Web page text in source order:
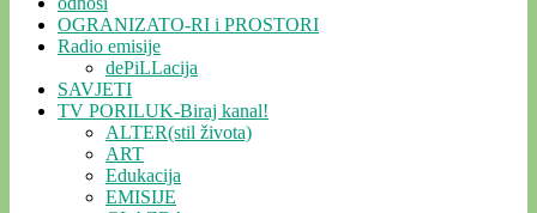
OGRANIZATO-RI i PROSTORI
Radio emisije
dePiLLacija
SAVJETI
TV PORILUK-Biraj kanal!
ALTER(stil života)
ART
Edukacija
EMISIJE